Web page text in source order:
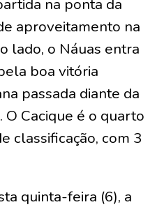
na ponta da
aproveitamento na
lado, o Náuas entra
boa vitória
passada diante da
Cacique é o quarto
classificação, com 3
quinta-feira (6), a